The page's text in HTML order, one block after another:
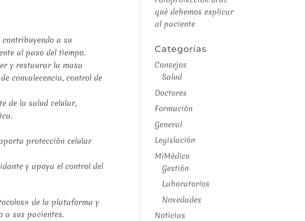
contribuyendo a su
al paso del tiempo.
y restaurar la masa
convalecencia, control de
de la salud celular,
protección celular
y apoya el control del
de la plataforma y
sus pacientes.
qué debemos explicar
al paciente
Categorías
Consejos
Salud
Doctores
Formación
General
Legislación
MiMédico
Gestión
Laboratorios
Novedades
Noticias